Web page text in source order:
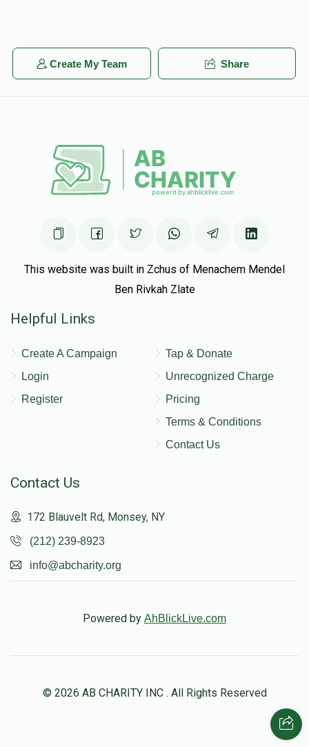
Create My Team Share
This website was built in Zchus of Menachem Mendel
Ben Rivkah Zlate
Helpful Links
Create A Campaign
Login
Register
Tap & Donate
Unrecognized Charge
Pricing
Terms & Conditions
Contact Us
Contact Us
172 Blauvelt Rd, Monsey, NY
(212) 239-8923
info@abcharity.org
Powered by AhBlickLive.com
© 2026 AB CHARITY INC . All Rights Reserved